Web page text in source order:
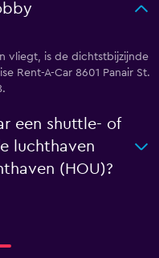
vliegt, is de dichtstbijzijnde
Rent-A-Car 8601 Panair St.
een shuttle- of
luchthaven
(HOU)?